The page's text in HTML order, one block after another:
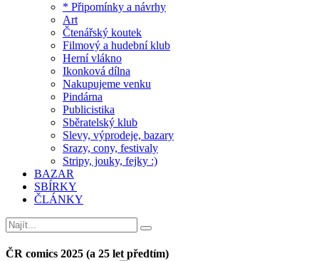
* Připomínky a návrhy
Art
Čtenářský koutek
Filmový a hudební klub
Herní vlákno
Ikonková dílna
Nakupujeme venku
Pindárna
Publicistika
Sběratelský klub
Slevy, výprodeje, bazary
Srazy, cony, festivaly
Stripy, jouky, fejky :)
BAZAR
SBÍRKY
ČLÁNKY
ČR comics 2025 (a 25 let předtím)